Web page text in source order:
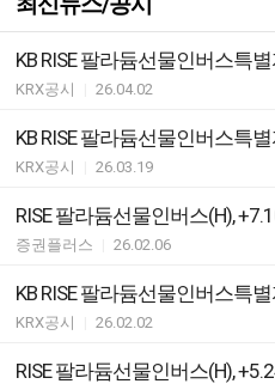
KRX공시 26.04.02
KRX공시 26.03.19
RISE 팔라듐선물인버스(H),
증권플러스 26.02.06
KRX공시 26.02.02
RISE 팔라듐선물인버스(H),